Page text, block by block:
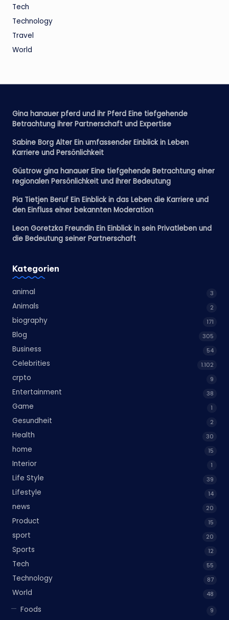
Tech
Technology
Travel
World
Gina hanauer pferd und ihr Pferd Eine tiefgehende
Betrachtung ihrer Partnerschaft und Expertise
Sabine Borg Alter Ein umfassender Einblick in Leben
Karriere und Persönlichkeit
Güstrow gina hanauer Eine tiefgehende Betrachtung einer
regionalen Persönlichkeit und ihrer Bedeutung
Pia Tietjen Beruf Ein Einblick in das Leben die Karriere und
den Einfluss einer bekannten Moderation
Leon Goretzka Freundin Ein Einblick in sein Privatleben und
die Bedeutung seiner Partnerschaft
Kategorien
animal 3
Animals 2
biography 171
Blog 305
Business 54
Celebrities 1.102
crpto 9
Entertainment 38
Game 1
Gesundheit 2
Health 30
home 15
Interior 1
Life Style 39
Lifestyle 14
news 20
Product 15
sport 20
Sports 12
Tech 55
Technology 87
World 48
Foods 9